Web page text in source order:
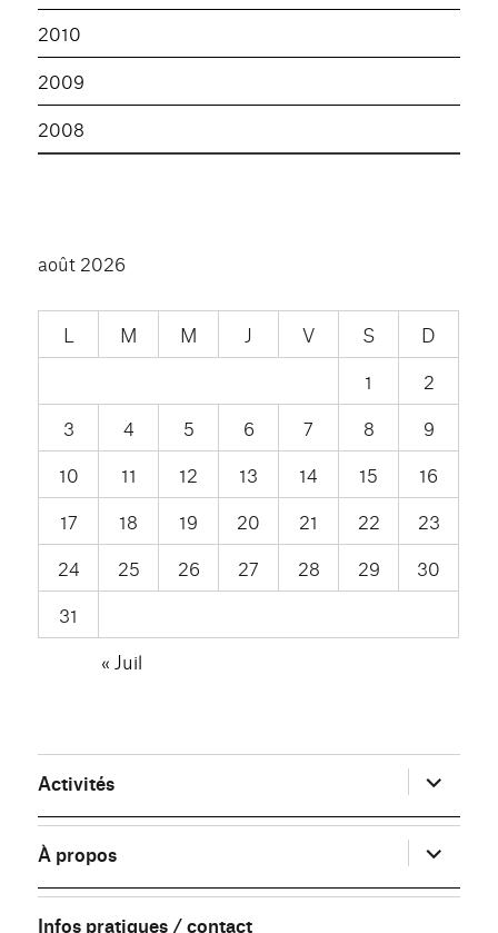
2010
2009
2008
août 2026
L M M J V S
D
1
2
3
4 5 6 7 8
9
10
11 12 13 14 15
16
17
18 19 20 21 22
23
24
25 26 27 28 29
30
31
« Juil
Activités ouvrir
le
sous-
menu
À propos
ouvrir
le
sous-
menu
Infos pratiques / contact